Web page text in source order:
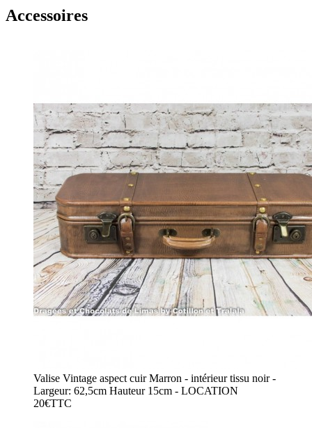
Accessoires
Valise Vintage aspect cuir Marron - intérieur tissu noir -
Largeur: 62,5cm Hauteur 15cm - LOCATION
20€TTC